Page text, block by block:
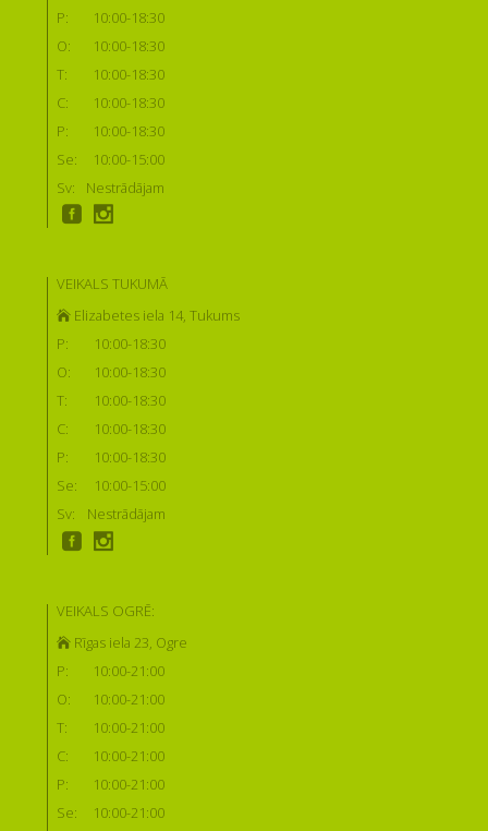
P:
10:00-18:30
O:
10:00-18:30
T:
10:00-18:30
C:
10:00-18:30
P:
10:00-18:30
Se:
10:00-15:00
Sv:
Nestrādājam
VEIKALS TUKUMĀ
Elizabetes iela 14, Tukums
P:
10:00-18:30
O:
10:00-18:30
T:
10:00-18:30
C:
10:00-18:30
P:
10:00-18:30
Se:
10:00-15:00
Sv:
Nestrādājam
VEIKALS OGRĒ:
Rīgas iela 23, Ogre
P:
10:00-21:00
O:
10:00-21:00
T:
10:00-21:00
C:
10:00-21:00
P:
10:00-21:00
Se:
10:00-21:00